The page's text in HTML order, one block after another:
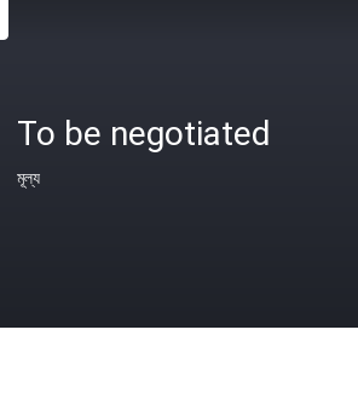
To be negotiated
মূল্য